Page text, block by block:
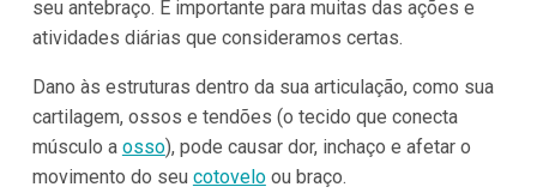
seu antebraço. É importante para muitas das ações e
atividades diárias que consideramos certas.
Dano às estruturas dentro da sua articulação, como sua
cartilagem, ossos e tendões (o tecido que conecta
músculo a osso), pode causar dor, inchaço e afetar o
movimento do seu cotoveloou braço.